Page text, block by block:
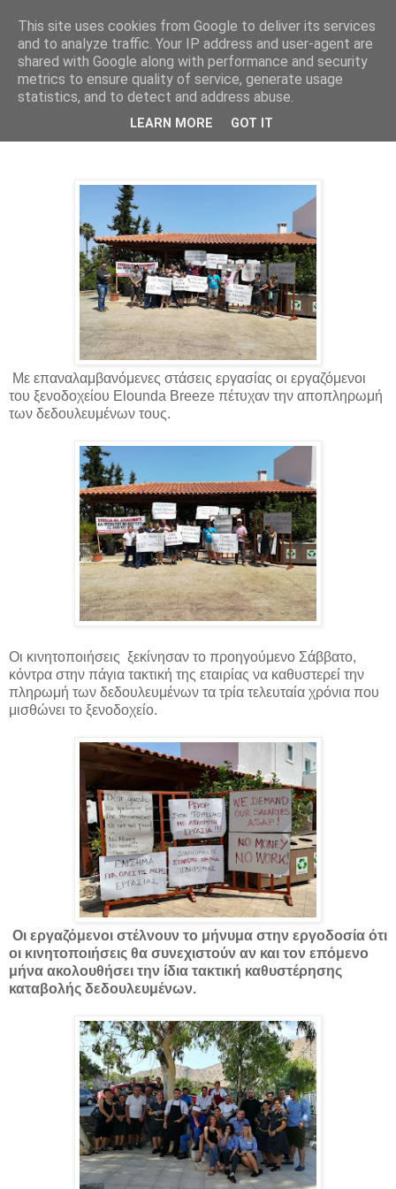
Σωματείο Εργαζομένων Elounda Breeze
Με επαναλαμβανόμενες στάσεις εργασίας οι εργαζόμενοι
του ξενοδοχείου Elounda Breeze πέτυχαν την αποπληρωμή
των δεδουλευμένων τους.
Οι κινητοποιήσεις ξεκίνησαν το προηγούμενο Σάββατο,
κόντρα στην πάγια τακτική της εταιρίας να καθυστερεί την
πληρωμή των δεδουλευμένων τα τρία τελευταία χρόνια που
μισθώνει το ξενοδοχείο.
Οι εργαζόμενοι στέλνουν το μήνυμα στην εργοδοσία ότι
οι κινητοποιήσεις θα συνεχιστούν αν και τον επόμενο
μήνα ακολουθήσει την ίδια τακτική καθυστέρησης
καταβολής δεδουλευμένων.
This site uses cookies from Google to deliver its services
and to analyze traffic. Your IP address and user-agent are
shared with Google along with performance and security
metrics to ensure quality of service, generate usage
statistics, and to detect and address abuse.
LEARN MORE GOT IT